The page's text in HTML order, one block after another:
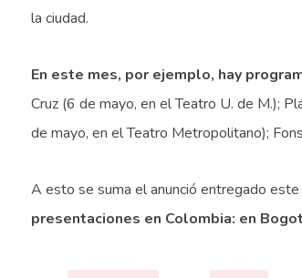
la ciudad.
En este mes, por ejemplo, hay
Cruz (6 de mayo, en el Teatro U. de M.);
de mayo, en el Teatro Metropolitano);
A esto se suma el anunció entregado
presentaciones en Colombia: en